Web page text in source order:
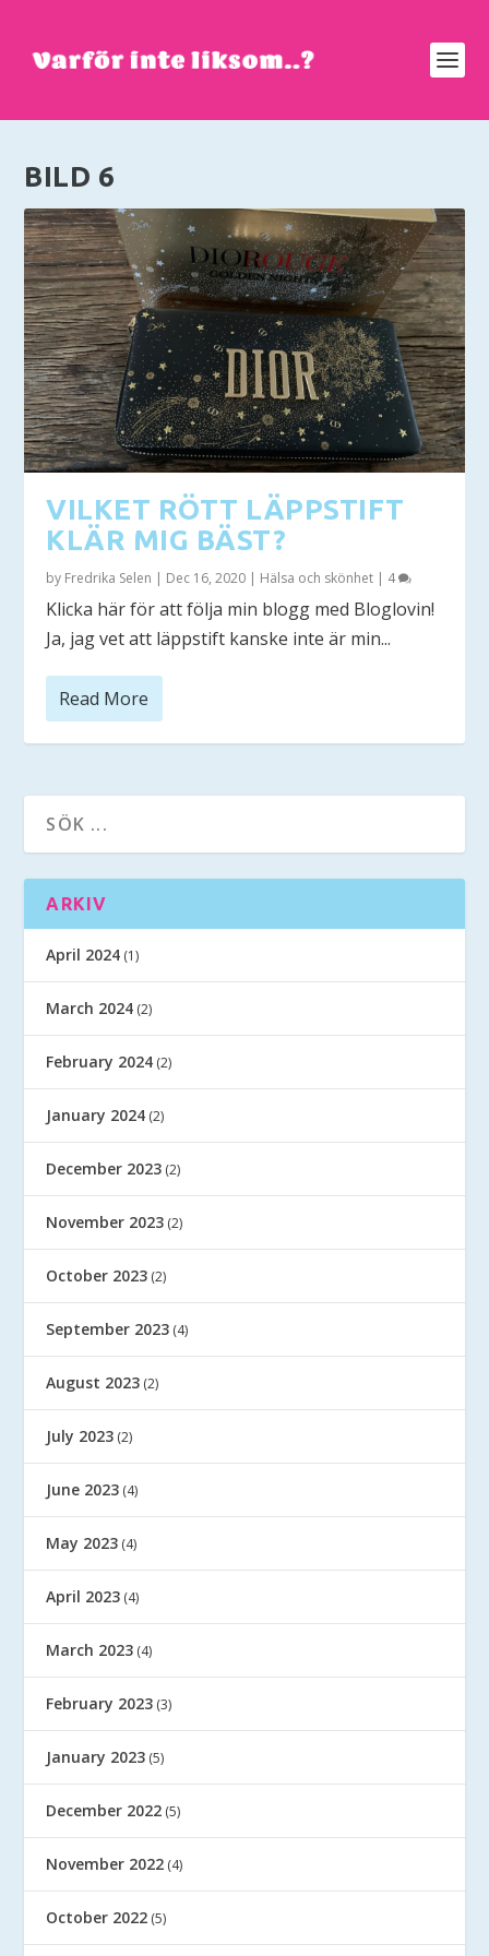
BILD 6
VILKET RÖTT LÄPPSTIFT
KLÄR MIG BÄST?
by Fredrika Selen | Dec 16, 2020 | Hälsa och skönhet | 4
Klicka här för att följa min blogg med Bloglovin!
Ja, jag vet att läppstift kanske inte är min...
Read More
ARKIV
April 2024 (1)
March 2024 (2)
February 2024 (2)
January 2024 (2)
December 2023 (2)
November 2023 (2)
October 2023 (2)
September 2023 (4)
August 2023 (2)
July 2023 (2)
June 2023 (4)
May 2023 (4)
April 2023 (4)
March 2023 (4)
February 2023 (3)
January 2023 (5)
December 2022 (5)
November 2022 (4)
October 2022 (5)